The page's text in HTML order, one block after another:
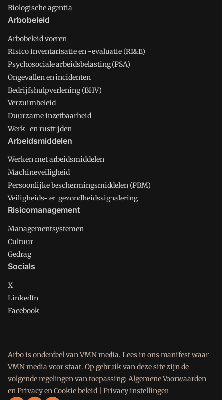
Biologische agentia
Arbobeleid
Arbobeleid voeren
Risico inventarisatie en -evaluatie (RI&E)
Psychosociale arbeidsbelasting (PSA)
Ongevallen en incidenten
Bedrijfshulpverlening (BHV)
Verzuimbeleid
Duurzame inzetbaarheid
Werk- en rusttijden
Arbeidsmiddelen
Werken met arbeidsmiddelen
Machineveiligheid
Persoonlijke beschermingsmiddelen (PBM)
Veiligheids- en gezondheidssignalering
Risicomanagement
Managementsystemen
Cultuur
Gedrag
Socials
X
LinkedIn
Facebook
Arbo is onderdeel van VMN media. Lees inons manifestwaar
VMN media voor staat. Op gebruik van deze site zijn de
volgende regelingen van toepassing: Algemene Voorwaarden
enPrivacy en Cookie beleid Privacy instellingen